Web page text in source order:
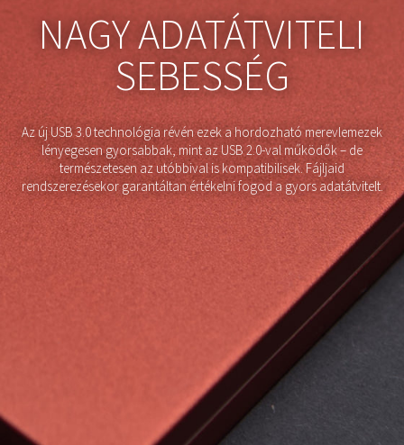
NAGY ADATÁTVITELI
SEBESSÉG
Az új USB 3.0 technológia révén ezek a hordozható merevlemezek
lényegesen gyorsabbak, mint az USB 2.0-val működők – de
természetesen az utóbbival is kompatibilisek. Fájljaid
rendszerezésekor garantáltan értékelni fogod a gyors adatátvitelt.